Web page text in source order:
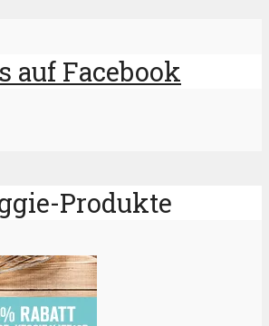
auf Facebook
Produkte